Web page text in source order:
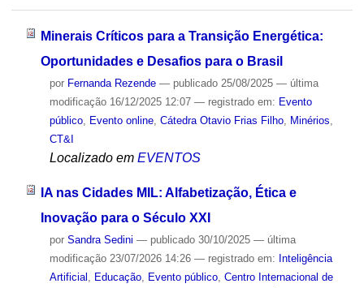
Minerais Críticos para a Transição Energética:
Oportunidades e Desafios para o Brasil
por Fernanda Rezende — publicado25/08/2025 — última
modificação16/12/2025 12:07 — registrado em: Evento
público, Evento online, Cátedra Otavio Frias Filho, Minérios
CT&I
Localizado em EVENTOS
IA nas Cidades MIL: Alfabetização, Ética e
Inovação para o Século XXI
por Sandra Sedini — publicado30/10/2025 — última
modificação23/07/2026 14:26 — registrado em: Inteligência
Artificial
Educação, Evento público, Centro Internacional de